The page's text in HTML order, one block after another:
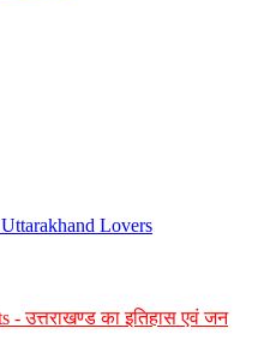
Lovers
उत्तराखण्ड का इतिहास एवं जन